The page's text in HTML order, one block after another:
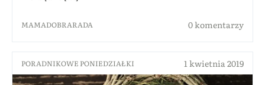
MAMADOBRARADA 0 komentarzy
PORADNIKOWE PONIEDZIAŁKI 1 kwietnia 2019